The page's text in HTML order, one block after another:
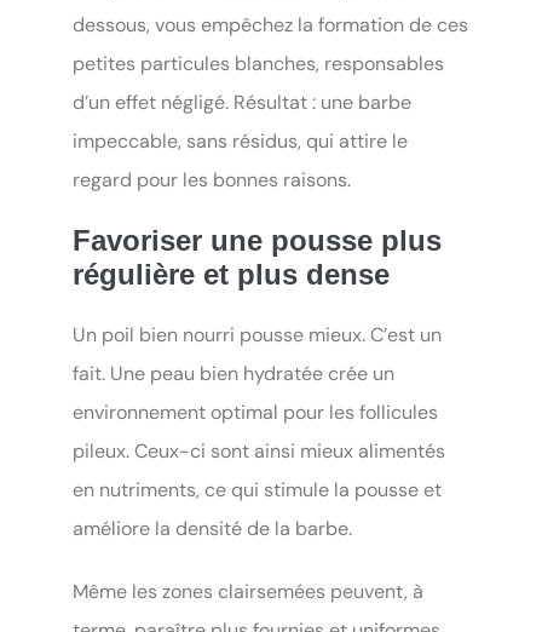
dessous, vous empêchez la formation de ces
petites particules blanches, responsables
d’un effet négligé. Résultat : une barbe
impeccable, sans résidus, qui attire le
regard pour les bonnes raisons.
Favoriser une pousse plus
régulière et plus dense
Un poil bien nourri pousse mieux. C’est un
fait. Une peau bien hydratée crée un
environnement optimal pour les follicules
pileux. Ceux-ci sont ainsi mieux alimentés
en nutriments, ce qui stimule la pousse et
améliore la densité de la barbe.
Même les zones clairsemées peuvent, à